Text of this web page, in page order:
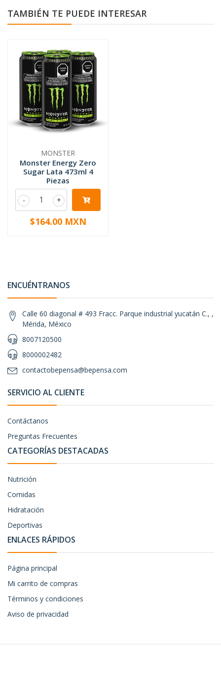
TAMBIÉN TE PUEDE INTERESAR
MONSTER
Monster Energy Zero
Sugar Lata 473ml 4
Piezas
+
-
$164.00 MXN
ENCUÉNTRANOS
Calle 60 diagonal # 493 Fracc. Parque industrial yucatán C., ,
Mérida, México
8007120500
8000002482
contactobepensa@bepensa.com
SERVICIO AL CLIENTE
Contáctanos
Preguntas Frecuentes
CATEGORÍAS DESTACADAS
Nutrición
Comidas
Hidratación
Deportivas
ENLACES RÁPIDOS
Página principal
Mi carrito de compras
Términos y condiciones
Aviso de privacidad